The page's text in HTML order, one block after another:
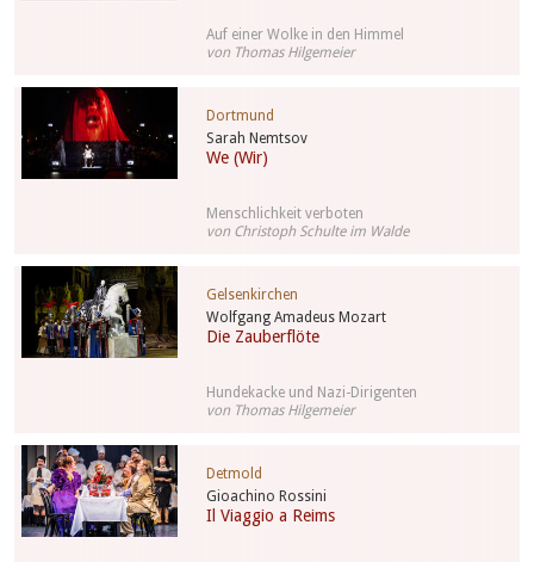
Auf einer Wolke in den Himmel
von Thomas Hilgemeier
Sarah Nemtsov
We (Wir)
Dortmund
Menschlichkeit verboten
von Christoph Schulte im Walde
Wolfgang Amadeus Mozart
Die Zauberflöte
Gelsenkirchen
Hundekacke und Nazi-Dirigenten
von Thomas Hilgemeier
Gioachino Rossini
Il Viaggio a Reims
Detmold